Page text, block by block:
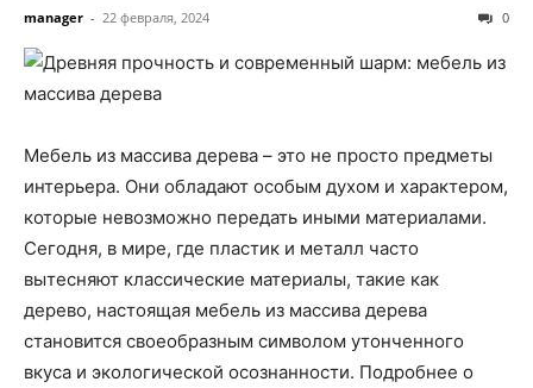
manager - 22 февраля, 2024 0
Мебель из массива дерева – это не просто предметы
интерьера. Они обладают особым духом и характером,
которые невозможно передать иными материалами.
Сегодня, в мире, где пластик и металл часто
вытесняют классические материалы, такие как
дерево, настоящая мебель из массива дерева
становится своеобразным символом утонченного
вкуса и экологической осознанности. Подробнее о